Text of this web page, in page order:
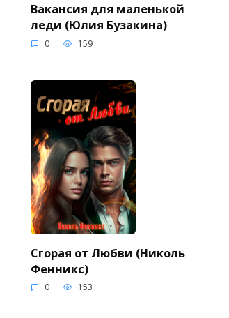
Вакансия для маленькой
леди (Юлия Бузакина)
0 159
Сгорая от Любви (Николь
Фенникс)
0 153